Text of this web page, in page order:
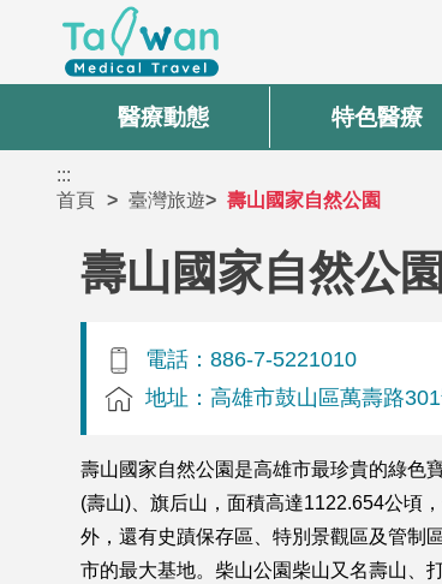
醫療動態 特色醫療
:::
首頁
臺灣旅遊 壽山國家自然公園
壽山國家自然公園
電話：886-7-5221010
地址：高雄市鼓山區萬壽路
壽山國家自然公園是高雄市最珍貴的綠色
(壽山)、旗后山，面積高達1122.654公頃
外，還有史蹟保存區、特別景觀區及管制
市的最大基地。柴山公園柴山又名壽山、